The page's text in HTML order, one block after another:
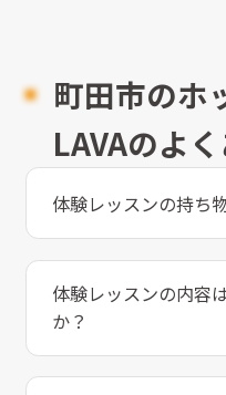
町田市のホ
LAVAのよ
体験レッスンの持ち
体験レッスンの内容
か？